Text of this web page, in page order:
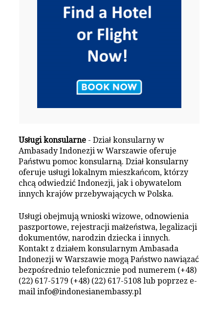
Usługi konsularne - Dział konsularny w
Ambasady Indonezji w Warszawie oferuje
Państwu pomoc konsularną. Dział konsularny
oferuje usługi lokalnym mieszkańcom, którzy
chcą odwiedzić Indonezji, jak i obywatelom
innych krajów przebywających w Polska.
Usługi obejmują wnioski wizowe, odnowienia
paszportowe, rejestracji małżeństwa, legalizacji
dokumentów, narodzin dziecka i innych.
Kontakt z działem konsularnym Ambasada
Indonezji w Warszawie mogą Państwo nawiązać
bezpośrednio telefonicznie pod numerem (+48)
(22) 617-5179 (+48) (22) 617-5108 lub poprzez e-
mail info@indonesianembassy.pl